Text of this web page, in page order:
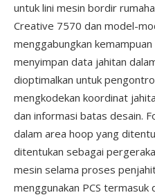
untuk lini mesin bordir
Creative 7570 dan model-
menggabungkan
menyimpan data jahitan
dioptimalkan untuk
mengkodekan koordinat
dan informasi batas desain.
dalam area hoop yang
ditentukan sebagai
mesin selama proses
menggunakan PCS